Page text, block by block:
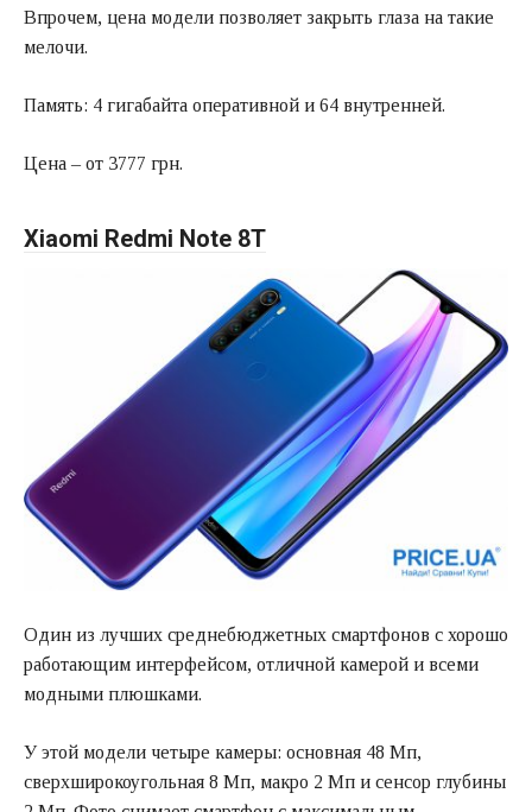
Впрочем, цена модели позволяет закрыть глаза на такие
мелочи.
Память: 4 гигабайта оперативной и 64 внутренней.
Цена – от 3777 грн.
Xiaomi Redmi Note 8T
Один из лучших среднебюджетных смартфонов с хорошо
работающим интерфейсом, отличной камерой и всеми
модными плюшками.
У этой модели четыре камеры: основная 48 Мп,
сверхширокоугольная 8 Мп, макро 2 Мп и сенсор глубины